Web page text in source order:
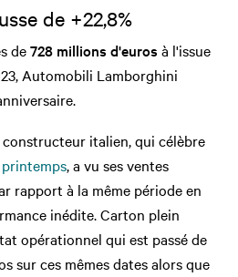
de +22,8%
de728 millions d'euros à l'issue
Automobili Lamborghini
italien, qui célèbre
, a vu ses ventes
rapport à la même période en
inédite. Carton plein
opérationnel qui est passé de
sur ces mêmes dates alors que